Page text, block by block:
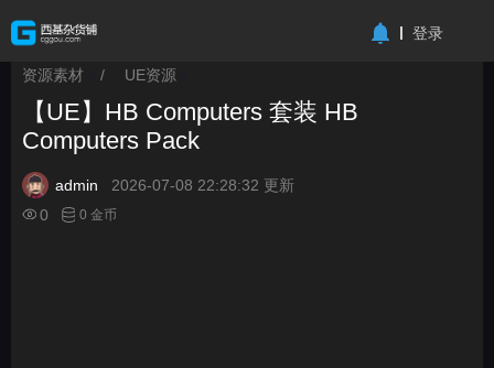
登录
资源素材 / UE资源
【UE】HB Computers 套装 HB
Computers Pack
admin
2026-07-08 22:28:32 更新
0
0 金币